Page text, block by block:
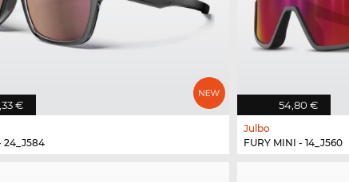
€
24_J584
54,80 €
Julbo
FURY MINI - 14_J560